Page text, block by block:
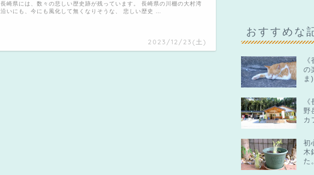
2023/12/23(土)
長崎県には、数々の悲しい歴史跡が残っています。 長崎県の川棚の大村湾
沿いにも、今にも風化して無くなりそうな、 悲しい歴史 …
おすすめな
の
ま)
野
カ
初
木
た